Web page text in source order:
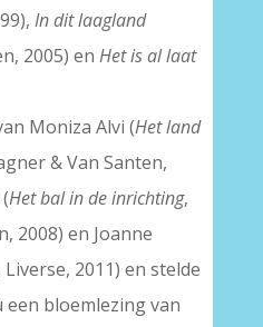
In dit laagland
2005) en Het is al laat
Moniza Alvi (Het land
& Van Santen,
Het bal in de inrichting,
2008) en Joanne
Liverse, 2011) en stelde
bloemlezing van